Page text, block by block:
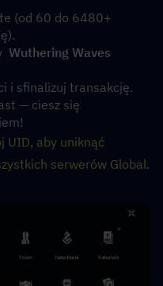
(od 60 do 6480+
Wuthering Waves
i sfinalizuj transakcję.
— ciesz się
UID, aby uniknąć
serwerów Global.